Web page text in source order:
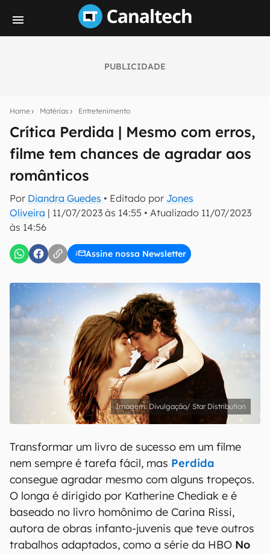
PUBLICIDADE
Home Matérias Entretenimento
Crítica Perdida | Mesmo com erros,
filme tem chances de agradar aos
românticos
Por Diandra Guedes • Editado por Jones
Oliveira | 11/07/2023 às 14:55 • Atualizado 11/07/2023
às 14:56
Assine nossa Newsletter
notícias e reviews sobre tecnologia em primeira
mão.
E-mail
inscreva-se
Uso e Política de Privacidade do Canaltech.
Divulgação/ Star Distribution
Transformar um livro de sucesso em um filme
nem sempre é tarefa fácil, mas Perdida
consegue agradar mesmo com alguns tropeços.
O longa é dirigido por Katherine Chediak e é
baseado no livro homônimo de Carina Rissi,
autora de obras infanto-juvenis que teve outros
trabalhos adaptados, como a série da HBO No